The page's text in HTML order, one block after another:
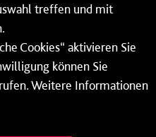
Dort erhalten Sie
bzw. zu
treffen und mit
Cookies“ aktivieren Sie
können Sie
Weitere Informationen